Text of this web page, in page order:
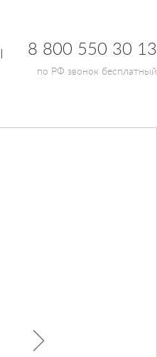
8 800 550 30 13
по РФ звонок бесплатный